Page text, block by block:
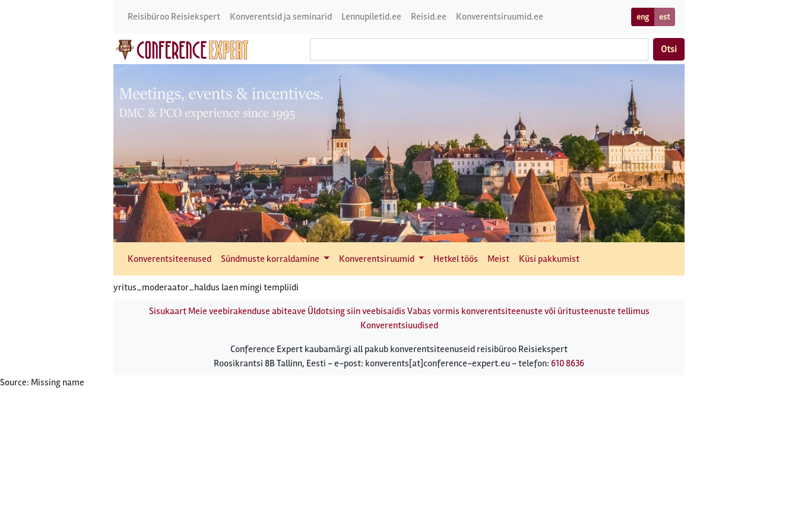
Reisibüroo Reisiekspert Konverentsid ja seminarid Lennupiletid.ee Reisid.ee Konverentsiruumid.ee eng est
Otsi
Konverentsiteenused Sündmuste korraldamine Konverentsiruumid Hetkel töös Meist Küsi pakkumist
yritus_moderaator_haldus laen mingi templiidi
Sisukaart Meie veebirakenduse abiteave Üldotsing siin veebisaidis Vabas vormis konverentsiteenuste või üritusteenuste tellimus
Konverentsiuudised
Conference Expert kaubamärgi all pakub konverentsiteenuseid reisibüroo Reisiekspert
Roosikrantsi 8B Tallinn, Eesti - e-post: konverents[at]conference-expert.eu - telefon: 610 8636
Source: Missing name